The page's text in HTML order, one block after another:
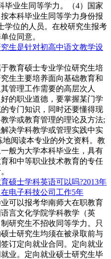
毕业生同等学力。（4）国家
本科毕业生同等学力身份报
学位的人员。在校研究生报考
位同意。
生是针对初高中语文教学设
教育硕士专业学位研究生培
生主要培养面向基础教育和
管理工作需要的高层次人
的职业道德，要掌握某门学
专门知识，同时还要懂得现
学或教育管理的理论及方法;
决学科教学或管理实践中实
阅读本专业的外文资料。教
般为大学本科毕业生，具有
和中等职业技术教育的专任
硕士学科英语可以吗?2013年
电子科技公司工作5年
可以报考华南师大在职教育
言文化学院学科教学（英
研究生不招收同等学力。只
士研究生均须在被录取前与
订定向就业合同。定向就业
业。定向就业硕士研究生毕